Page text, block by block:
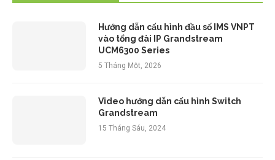
Hướng dẫn cấu hình đầu số IMS VNPT
vào tổng đài IP Grandstream
UCM6300 Series
5 Tháng Một, 2026
Video hướng dẫn cấu hình Switch
Grandstream
15 Tháng Sáu, 2024